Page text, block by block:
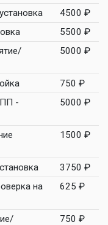
4500 ₽
5500 ₽
5000 ₽
750 ₽
-
5000 ₽
1500 ₽
3750 ₽
на
625 ₽
750 ₽